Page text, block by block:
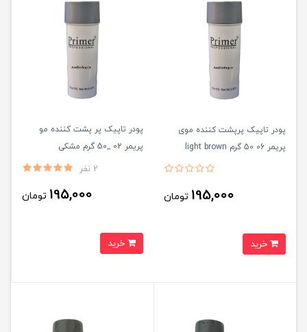
پودر تاپیک پرپشت کننده موی
پریمر 06 50 گرم light brown
195,000 تومان
پودر تاپیک پر پشت کننده مو
پریمر 02 _50 گرم مشکی
2 نفر
195,000 تومان